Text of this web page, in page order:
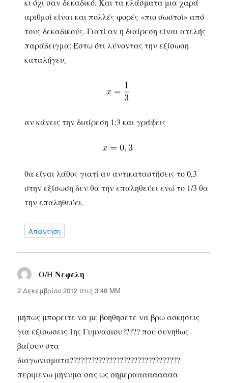
αριθμοί είναι και πολλές φορές «πιο σωστοί» από
τους δεκαδικούς. Γιατί αν η διαίρεση είναι ατελής
παράδειγμα: Έστω ότι λύνοντας την εξίσωση
καταλήγεις
αν κάνεις την διαίρεση 1:3 και γράψεις
θα είναι λάθος γιατί αν αντικαταστήσεις το 0,3
στην εξίσωση δεν θα την επαληθεύει ενώ το 1/3 θα
την επαληθεύει.
Απάντηση
Ο/ΗΝεφελη
2 Δεκεμβρίου 2012 στις 3:48 ΜΜ
μηπως μπορειτε να με βοηθησετε να βρω ασκησεις
για εξισωσεις 1ης Γυμνασιου????? που συνηθως
βαζουν στα
διαγωνισματα???????????????????????????????
περιμενω μηνυμα σας ως σημερααααααααα